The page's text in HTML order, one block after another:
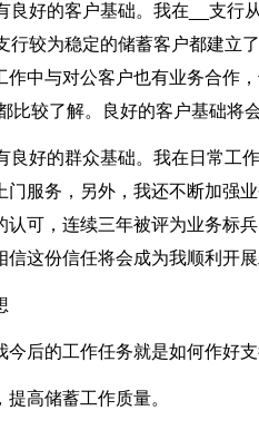
良好的客户基础。我在__支行
行较为稳定的储蓄客户都建立
中与对公客户也有业务合作
比较了解。良好的客户基础将
良好的群众基础。我在日常工
门服务，另外，我还不断加强
认可，连续三年被评为业务标
这份信任将会成为我顺利开展
后的工作任务就是如何作好
提高储蓄工作质量。